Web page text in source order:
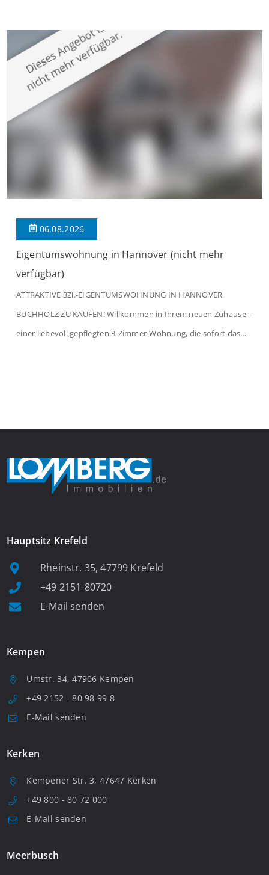
großzügige Räume und eine hochwertige Ausstattung, die
modernen Wohnkomfort mit einem stilvollen Ambiente
verbindet. Der […]
06.08.2026
Eigentumswohnung in Hannover (nicht mehr
verfügbar)
ATTRAKTIVE 3Zi.-EIGENTUMSWOHNUNG IN HANNOVER
BUCHHOLZ ZU KAUFEN! Willkommen in Ihrem neuen Zuhause –
einer liebevoll gepflegten 3-Zimmer-Wohnung, die sofort das
Hauptsitz Krefeld
Rheinstr. 35, 47799 Krefeld
+49 2151-80720
E-Mail senden
Kempen
Umstr. 34, 47906 Kempen
+49 2152 - 80 98 99 8
E-Mail senden
Kerken
Kempener Str. 3, 47647 Kerken
+49 800 - 80 72 000
E-Mail senden
Meerbusch